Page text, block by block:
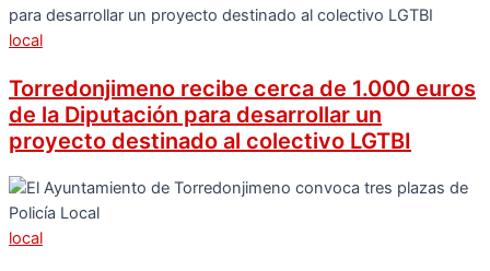
local
Torredonjimeno recibe cerca de 1.000 euros
de la Diputación para desarrollar un
proyecto destinado al colectivo LGTBI
local